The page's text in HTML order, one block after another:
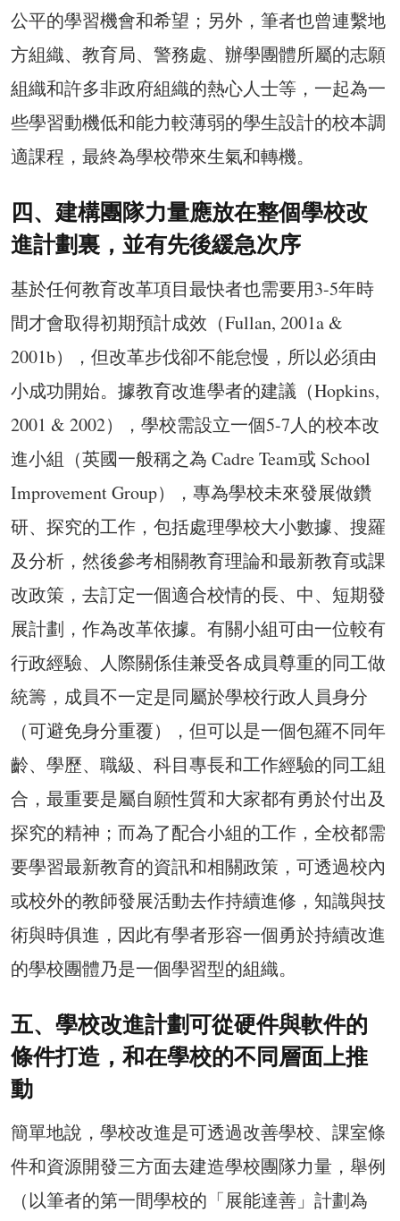
公平的學習機會和希望；另外，筆者也曾連繫地
方組織、教育局、警務處、辦學團體所屬的志願
組織和許多非政府組織的熱心人士等，一起為一
些學習動機低和能力較薄弱的學生設計的校本調
適課程，最終為學校帶來生氣和轉機。
四、建構團隊力量應放在整個學校改
進計劃裏，並有先後緩急次序
基於任何教育改革項目最快者也需要用3-5年時
間才會取得初期預計成效（Fullan, 2001a &
2001b），但改革步伐卻不能怠慢，所以必須由
小成功開始。據教育改進學者的建議（Hopkins,
2001 & 2002），學校需設立一個5-7人的校本改
進小組（英國一般稱之為 Cadre Team或 School
Improvement Group），專為學校未來發展做鑽
研、探究的工作，包括處理學校大小數據、搜羅
及分析，然後參考相關教育理論和最新教育或課
改政策，去訂定一個適合校情的長、中、短期發
展計劃，作為改革依據。有關小組可由一位較有
行政經驗、人際關係佳兼受各成員尊重的同工做
統籌，成員不一定是同屬於學校行政人員身分
（可避免身分重覆），但可以是一個包羅不同年
齡、學歷、職級、科目專長和工作經驗的同工組
合，最重要是屬自願性質和大家都有勇於付出及
探究的精神；而為了配合小組的工作，全校都需
要學習最新教育的資訊和相關政策，可透過校內
或校外的教師發展活動去作持續進修，知識與技
術與時俱進，因此有學者形容一個勇於持續改進
的學校團體乃是一個學習型的組織。
五、學校改進計劃可從硬件與軟件的
條件打造，和在學校的不同層面上推
動
簡單地說，學校改進是可透過改善學校、課室條
件和資源開發三方面去建造學校團隊力量，舉例
（以筆者的第一間學校的「展能達善」計劃為